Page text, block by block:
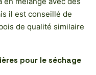
il est conseillé de
de qualité similaire
pour le séchage